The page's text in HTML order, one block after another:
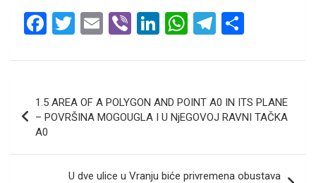
F
ce
b
o
o
k
T
tt
er
E
ail
Vi
er
Li
ke
dI
n
W
at
s
A
p
T
e
gr
a
ar
e
чланка
1.5 AREA OF A POLYGON AND POINT A0 IN ITS PLANE
– POVRŠINA MOGOUGLA I U NjEGOVOJ RAVNI TAČKA
A0
U dve ulice u Vranju biće privremena obustava